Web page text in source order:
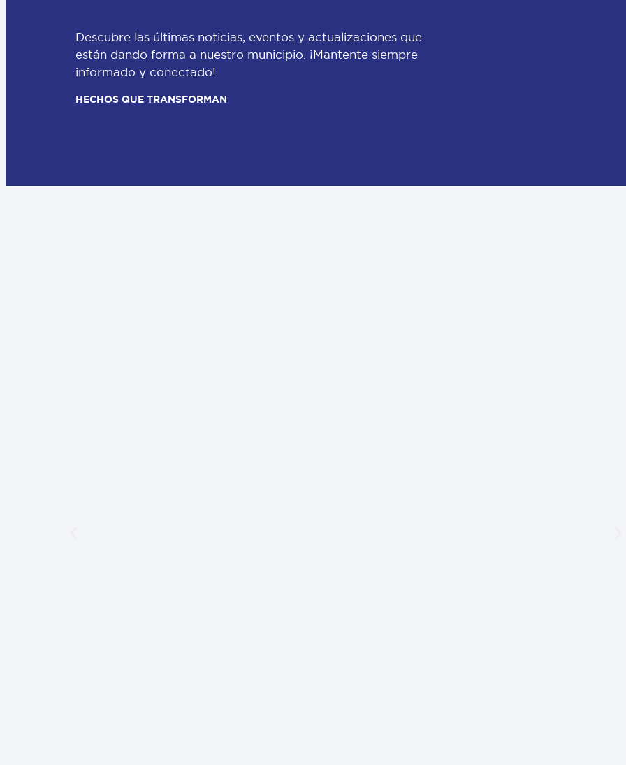
Descubre las últimas noticias, eventos y actualizaciones que
están dando forma a nuestro municipio. ¡Mantente siempre
informado y conectado!
HECHOS QUE TRANSFORMAN